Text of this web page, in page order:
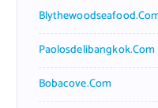
Paolosdelibangkok.com
Bobacove.com